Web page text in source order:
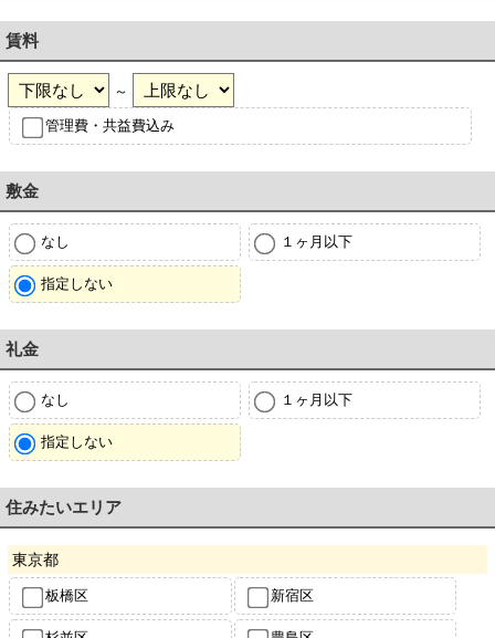
賃料
～
管理費・共益費込み
敷金
なし １ヶ月以下
指定しない
礼金
なし １ヶ月以下
指定しない
住みたいエリア
東京都
板橋区 新宿区